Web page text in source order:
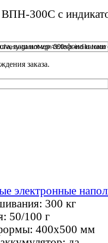
300С с
ваш номер телефона и наш
заказа.
электронные
300 кг
50/100 г
400х500 мм